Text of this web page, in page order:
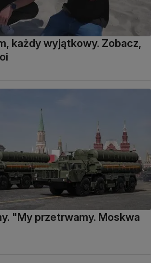
każdy wyjątkowy. Zobacz,
"My przetrwamy. Moskwa